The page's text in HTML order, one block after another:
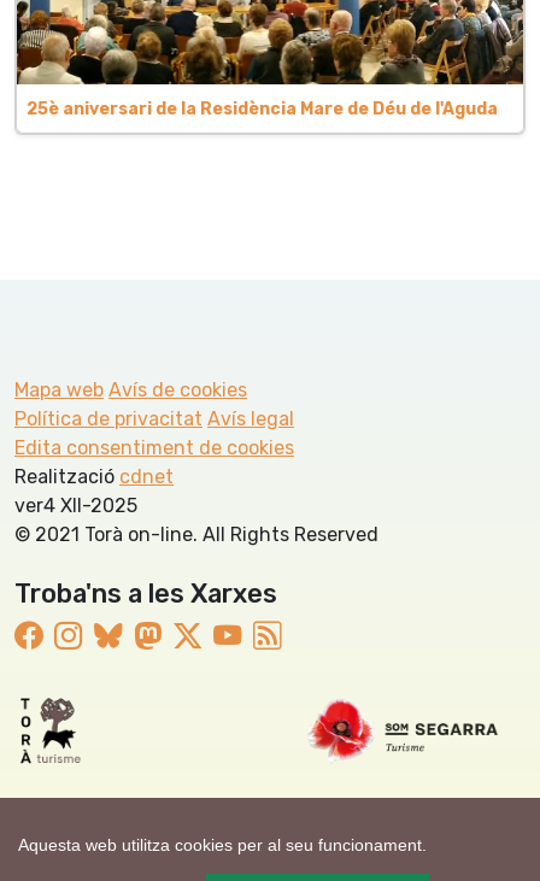
Aquesta web utilitza cookies per al seu funcionament.
25è aniversari de la Residència Mare de Déu de l'Aguda
Mapa web Avís de cookies
Política de privacitat Avís legal
Edita consentiment de cookies
Realització cdnet
ver4 XII-2025
© 2021 Torà on-line. All Rights Reserved
Troba'ns a les Xarxes